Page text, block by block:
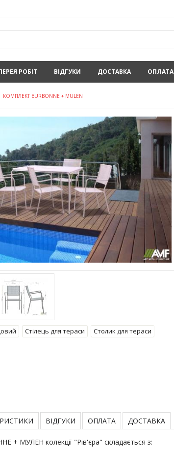
РОБІТ ВІДГУКИ ДОСТАВКА ОПЛАТА
КОМПЛЕКТ BURBONNE + MULEN
Стілець для тераси Столик для тераси
ВІДГУКИ ОПЛАТА ДОСТАВКА
+ МУЛЕН колекції "Рів'єра" складається з: